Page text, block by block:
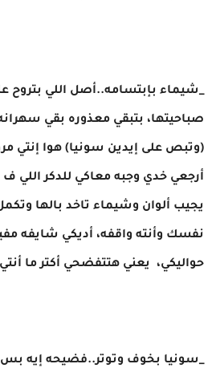
_شيماء بإبتسامه..أصل اللي بتروح
صباحيتها، بتبقي معذوره بقي
(وتبص على إيدين سونيا) هوا إنتي
أرجعي خدي وجبه معاكي للدكر اللي
يجيب ألوان وشيماء تاخد بالها
نفسك وأنته واقفه، أديكي شايفه
حواليكي، يعني هتتفضحي أكتر ما
_سونيا بخوف وتوتر..فضيحه إيه بس